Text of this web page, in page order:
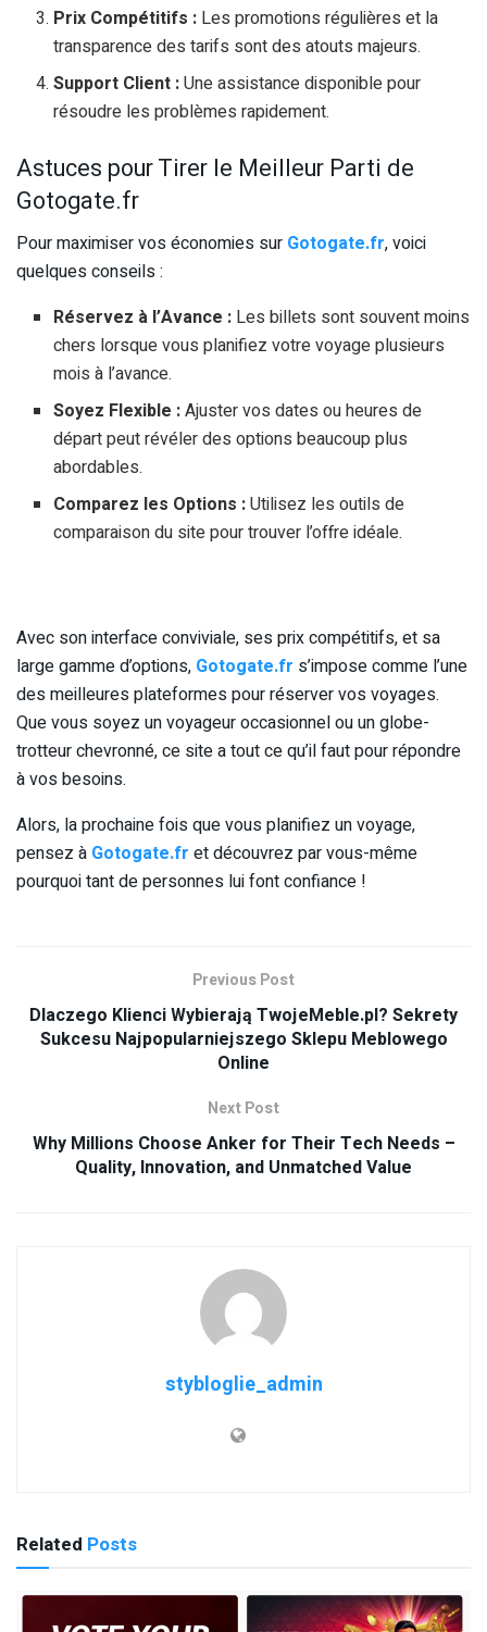
Prix Compétitifs : Les promotions régulières et la
transparence des tarifs sont des atouts majeurs.
Support Client :Une assistance disponible pour
résoudre les problèmes rapidement.
Astuces pour Tirer le Meilleur Parti de
Gotogate.fr
Pour maximiser vos économies sur Gotogate.fr, voici
quelques conseils :
Réservez à l’Avance : Les billets sont souvent moins
chers lorsque vous planifiez votre voyage plusieurs
mois à l’avance.
Soyez Flexible :Ajuster vos dates ou heures de
départ peut révéler des options beaucoup plus
abordables.
Comparez les Options :Utilisez les outils de
comparaison du site pour trouver l’offre idéale.
Avec son interface conviviale, ses prix compétitifs, et sa
large gamme d’options, Gotogate.fr s’impose comme l’une
des meilleures plateformes pour réserver vos voyages.
Que vous soyez un voyageur occasionnel ou un globe-
trotteur chevronné, ce site a tout ce qu’il faut pour répondre
à vos besoins.
Alors, la prochaine fois que vous planifiez un voyage,
pensez à Gotogate.fr et découvrez par vous-même
pourquoi tant de personnes lui font confiance !
Previous Post
Dlaczego Klienci Wybierają TwojeMeble.pl? Sekrety
Sukcesu Najpopularniejszego Sklepu Meblowego
Online
Next Post
Why Millions Choose Anker for Their Tech Needs –
Quality, Innovation, and Unmatched Value
stybloglie_admin
Related Posts